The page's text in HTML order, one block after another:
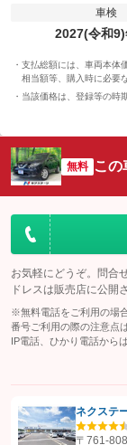
車検
2027(令和9)
支払総額には、車両本体
相当額等、購入時に必要
当該価格は、登録等の時
無料 この
お気軽にどうぞ。問合
ドレスは販売店に公開
※無料電話をご利用の場
番号ご利用の際の注意点
IP電話、ひかり電話から
【STEP1】認証画面で
ネクステ
〒761-